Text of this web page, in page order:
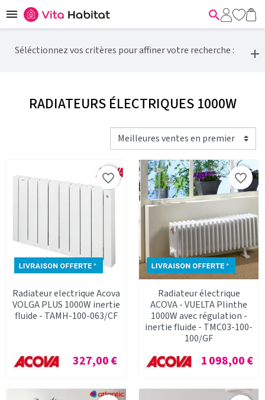
 
Séléctionnez vos critères pour affiner votre recherche :
RADIATEURS ÉLECTRIQUES 1000W
Radiateur electrique Acova
VOLGA PLUS 1000W inertie
fluide - TAMH-100-063/CF
Prix
327,00 €
favorite_border
Radiateur électrique
ACOVA - VUELTA Plinthe
1000W avec régulation -
inertie fluide - TMC03-100-
100/GF
Prix
1 098,00 €
favorite_border